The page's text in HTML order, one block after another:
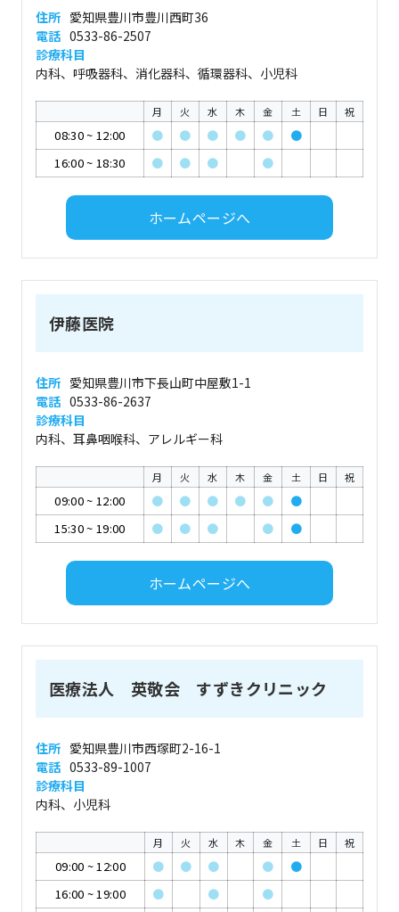
住所 愛知県豊川市豊川西町36
電話 0533-86-2507
診療科目
内科、呼吸器科、消化器科、循環器科、小児科
月 火 水 木 金 土 日 祝
08:30~ 12:00 ● ● ● ● ●
●
16:00~ 18:30 ● ● ● ●
ホームページへ
伊藤医院
住所 愛知県豊川市下長山町中屋敷1-1
電話 0533-86-2637
診療科目
内科、耳鼻咽喉科、アレルギー科
月 火 水 木 金 土 日 祝
09:00~ 12:00 ● ● ● ● ●
●
15:30~ 19:00 ● ● ● ● ●
ホームページへ
医療法人 英敬会 すずきクリニック
住所 愛知県豊川市西塚町2-16-1
電話 0533-89-1007
診療科目
内科、小児科
月 火 水 木 金 土 日 祝
09:00 ~12:00 ● ● ● ●
●
16:00 ~19:00 ● ●
●